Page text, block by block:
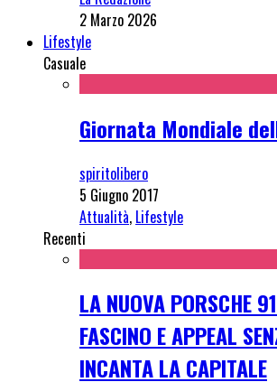
2 Marzo 2026
Lifestyle
Casuale
Giornata Mondiale
spiritolibero
5 Giugno 2017
Attualità, Lifestyle
Recenti
LA NUOVA PORSCHE
FASCINO E APPEAL
INCANTA LA CAPITALE